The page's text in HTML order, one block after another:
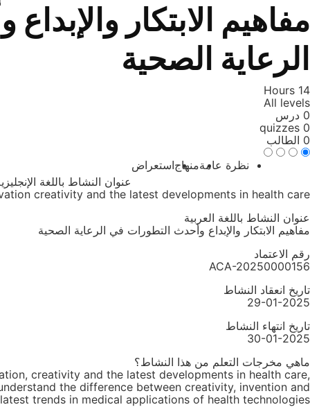
مفاهيم الابتكار
الرعاية الصحية
14 Hours
All levels
0 درس
0 quizzes
0 الطالب
نظرة عامةمنهاجاستعراض
عنوان النشاط باللغة
creativity and the latest developments in health care
عنوان النشاط باللغة العربية
مفاهيم الابتكار والإبداع وأحدث التطورات في الرعاية الصحية
رقم الاعتماد
ACA-20250000156
تاريخ انعقاد النشاط
29-01-2025
تاريخ انتهاء النشاط
30-01-2025
ماهي مخرجات التعلم من هذا النشاط؟
creativity and the latest developments in health care,
the difference between creativity, invention and
trends in medical applications of health technologies.